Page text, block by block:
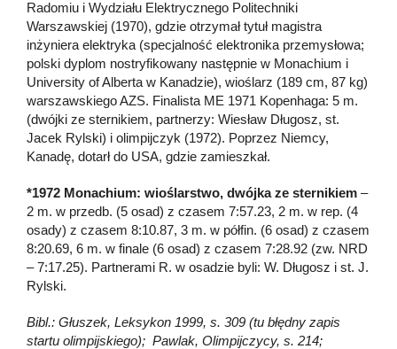
Radomiu i Wydziału Elektrycznego Politechniki
Warszawskiej (1970), gdzie otrzymał tytuł magistra
inżyniera elektryka (specjalność elektronika przemysłowa;
polski dyplom nostryfikowany następnie w Monachium i
University of Alberta w Kanadzie), wioślarz (189 cm, 87 kg)
warszawskiego AZS. Finalista ME 1971 Kopenhaga: 5 m.
(dwójki ze sternikiem, partnerzy: Wiesław Długosz, st.
Jacek Rylski) i olimpijczyk (1972). Poprzez Niemcy,
Kanadę, dotarł do USA, gdzie zamieszkał.
*1972 Monachium: wioślarstwo, dwójka ze sternikiem –
2 m. w przedb. (5 osad) z czasem 7:57.23, 2 m. w rep. (4
osady) z czasem 8:10.87, 3 m. w półfin. (6 osad) z czasem
8:20.69, 6 m. w finale (6 osad) z czasem 7:28.92 (zw. NRD
– 7:17.25). Partnerami R. w osadzie byli: W. Długosz i st. J.
Rylski.
Bibl.: Głuszek, Leksykon 1999, s. 309 (tu błędny zapis
startu olimpijskiego); Pawlak, Olimpijczycy, s. 214;